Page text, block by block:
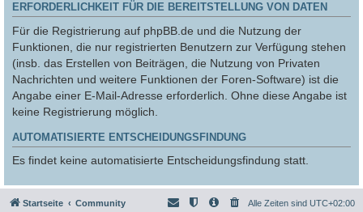
ERFORDERLICHKEIT FÜR DIE BEREITSTELLUNG VON DATEN
Für die Registrierung auf phpBB.de und die Nutzung der
Funktionen, die nur registrierten Benutzern zur Verfügung stehen
(insb. das Erstellen von Beiträgen, die Nutzung von Privaten
Nachrichten und weitere Funktionen der Foren-Software) ist die
Angabe einer E-Mail-Adresse erforderlich. Ohne diese Angabe ist
keine Registrierung möglich.
AUTOMATISIERTE ENTSCHEIDUNGSFINDUNG
Es findet keine automatisierte Entscheidungsfindung statt.
Startseite Community Alle Zeiten sind UTC+02:00